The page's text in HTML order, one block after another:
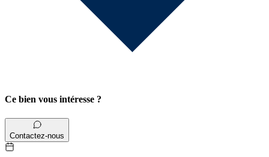
Ce bien vous intéresse ?
Contactez-nous